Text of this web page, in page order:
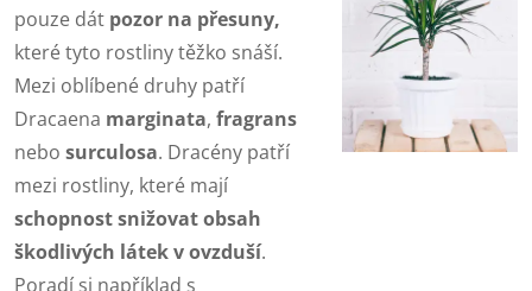
pouze dát pozor na přesuny,
které tyto rostliny těžko snáší.
Mezi oblíbené druhy patří
Dracaena marginata, fragrans
nebo surculosa. Dracény patří
mezi rostliny, které mají
schopnost snižovat obsah
škodlivých látek v ovzduší.
Poradí si například s